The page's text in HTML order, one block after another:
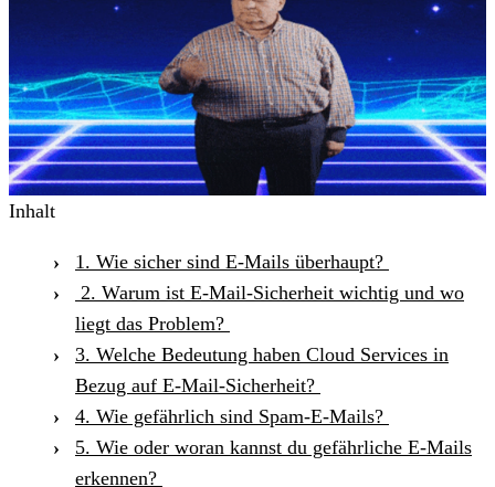
Inhalt
1. Wie sicher sind E-Mails überhaupt?
2. Warum ist E-Mail-Sicherheit wichtig und wo
liegt das Problem?
3. Welche Bedeutung haben Cloud Services in
Bezug auf E-Mail-Sicherheit?
4. Wie gefährlich sind Spam-E-Mails?
5. Wie oder woran kannst du gefährliche E-Mails
erkennen?